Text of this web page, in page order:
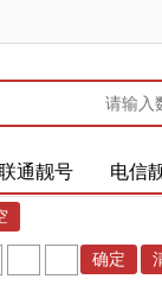
通靓号 电信